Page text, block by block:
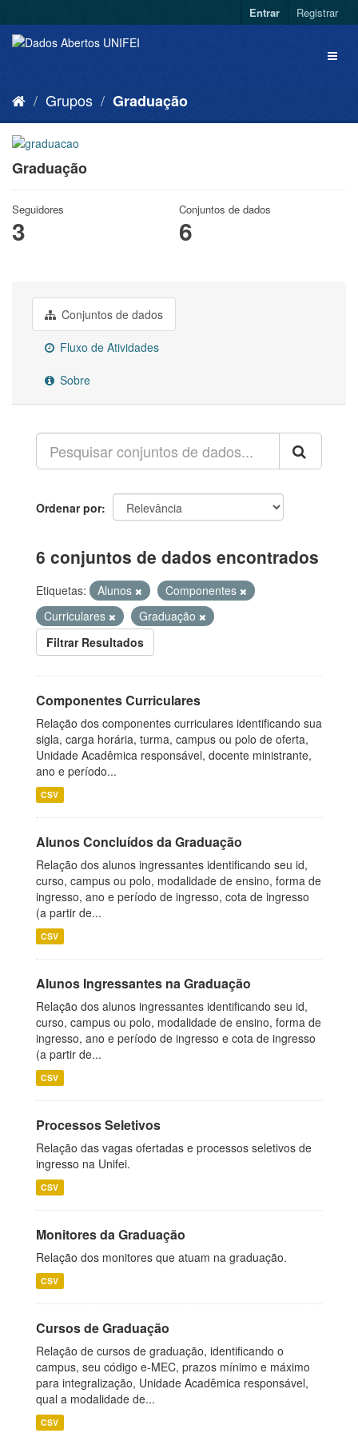
Entrar Registrar
Grupos Graduação
Graduação
Seguidores
3
Conjuntos de dados
6
Conjuntos de dados
Fluxo de Atividades
Sobre
Ordenar por
6 conjuntos de dados encontrados
Etiquetas: Alunos
Componentes
Curriculares
Graduação
Filtrar Resultados
Componentes Curriculares
Relação dos componentes curriculares identificando sua
sigla, carga horária, turma, campus ou polo de oferta,
Unidade Acadêmica responsável, docente ministrante,
ano e período...
CSV
Alunos Concluídos da Graduação
Relação dos alunos ingressantes identificando seu id,
curso, campus ou polo, modalidade de ensino, forma de
ingresso, ano e período de ingresso, cota de ingresso
(a partir de...
CSV
Alunos Ingressantes na Graduação
Relação dos alunos ingressantes identificando seu id,
curso, campus ou polo, modalidade de ensino, forma de
ingresso, ano e período de ingresso e cota de ingresso
(a partir de...
CSV
Processos Seletivos
Relação das vagas ofertadas e processos seletivos de
ingresso na Unifei.
CSV
Monitores da Graduação
Relação dos monitores que atuam na graduação.
CSV
Cursos de Graduação
Relação de cursos de graduação, identificando o
campus, seu código e-MEC, prazos mínimo e máximo
para integralização, Unidade Acadêmica responsável,
qual a modalidade de...
CSV